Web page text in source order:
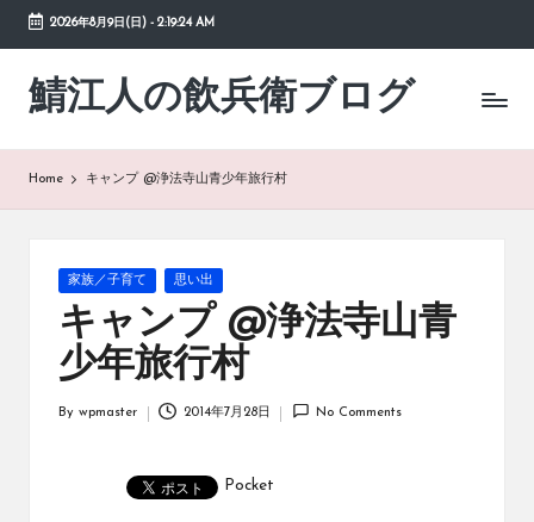
Skip
content
2026年8月9日(日)- 2:19:24 AM
鯖江人の飲兵衛ブログ
日々
の
Home キャンプ @浄法寺山青少年旅行村
Posted
家族／子育て 思い出
キャンプ @浄法寺山青
少年旅行村
By wpmaster 2014年7月28日 No Comments
Pocket